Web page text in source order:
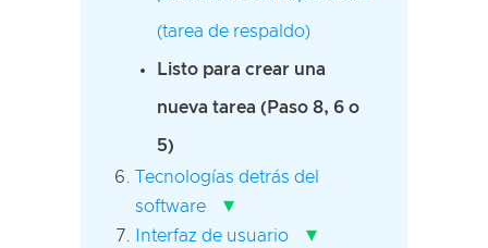
(tarea de respaldo)
Listo para crear una
nueva tarea (Paso 8, 6 o
5)
Tecnologías detrás del
software
▾
Interfaz de usuario ▾